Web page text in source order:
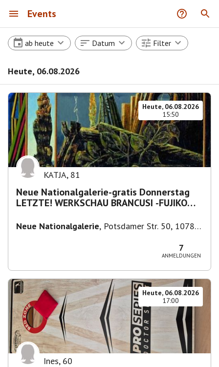
Events
ab heute Datum Filter
Heute, 06.08.2026
Heute, 06.08.2026
15:50
KATJA, 81
Neue Nationalgalerie-gratis Donnerstag
LETZTE! WERKSCHAU BRANCUSI -FUJIKO
Neue Nationalgalerie, Potsdamer Str. 50, 10785
7
ANMELDUNGEN
Heute, 06.08.2026
17:00
Ines, 60